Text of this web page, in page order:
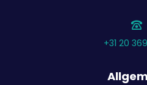
+31 20